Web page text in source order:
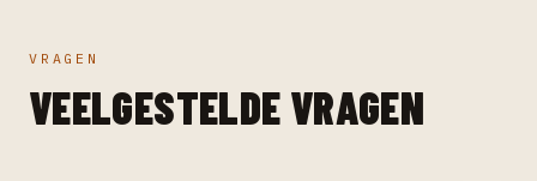
VRAGEN
VEELGESTELDE VRAGEN